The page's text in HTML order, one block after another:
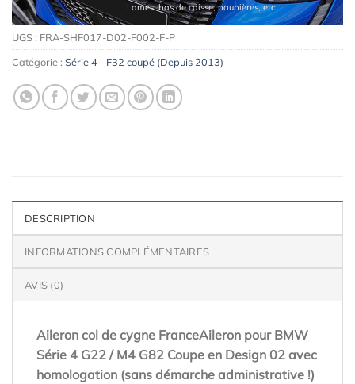
Lames, bas de caisse, paupières, etc.
UGS : FRA-SHF017-D02-F002-F-P
Catégorie : Série 4 - F32 coupé (Depuis 2013)
DESCRIPTION
INFORMATIONS COMPLÉMENTAIRES
AVIS (0)
Aileron col de cygne FranceAileron pour BMW
Série 4 G22 / M4 G82 Coupe en Design 02 avec
homologation (sans démarche administrative !)